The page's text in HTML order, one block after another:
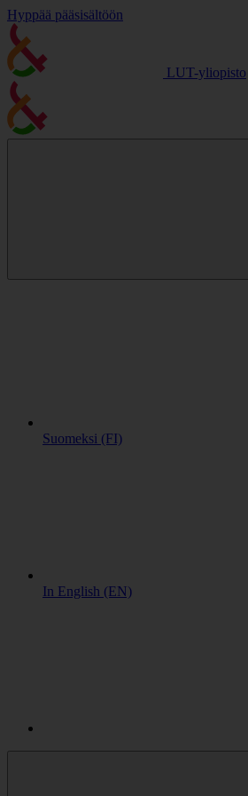
Hyppää pääsisältöön
LUT-yliopisto
Suomeksi (FI)
In English (EN)